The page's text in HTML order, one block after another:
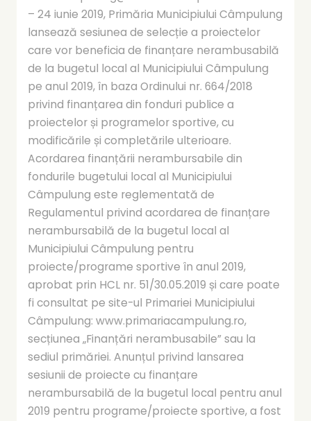
– 24 iunie 2019, Primăria Municipiului Câmpulung
lansează sesiunea de selecție a proiectelor
care vor beneficia de finanțare nerambusabilă
de la bugetul local al Municipiului Câmpulung
pe anul 2019, în baza Ordinului nr. 664/2018
privind finanțarea din fonduri publice a
proiectelor și programelor sportive, cu
modificările și completările ulterioare.
Acordarea finanțării nerambursabile din
fondurile bugetului local al Municipiului
Câmpulung este reglementată de
Regulamentul privind acordarea de finanțare
nerambursabilă de la bugetul local al
Municipiului Câmpulung pentru
proiecte/programe sportive în anul 2019,
aprobat prin HCL nr. 51/30.05.2019 și care poate
fi consultat pe site-ul Primariei Municipiului
Câmpulung: www.primariacampulung.ro,
secțiunea „Finanțări nerambusabile” sau la
sediul primăriei. Anunțul privind lansarea
sesiunii de proiecte cu finanțare
nerambursabilă de la bugetul local pentru anul
2019 pentru programe/proiecte sportive, a fost